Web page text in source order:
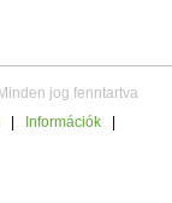
jog fenntartva
Információk